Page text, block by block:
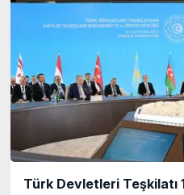
Türk Devletleri Teşkilatı